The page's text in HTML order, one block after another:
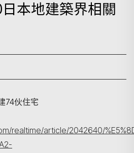
本地建築界相關
74伙住宅
realtime/article/2042640/